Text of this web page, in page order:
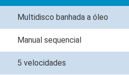
Multidisco banhada a óleo
Manual sequencial
5 velocidades